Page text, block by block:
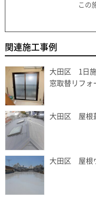
この
関連施工事例
大田区 1日施
窓取替リフォ
大田区 屋根
大田区 屋根